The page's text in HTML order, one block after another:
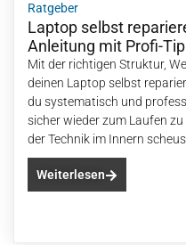
Ratgeber
Laptop selbst
Anleitung mit Profi-
Mit der richtigen Struktur,
deinen Laptop selbst
du systematisch und
sicher wieder zum Laufen
der Technik im Innern
Weiterlesen